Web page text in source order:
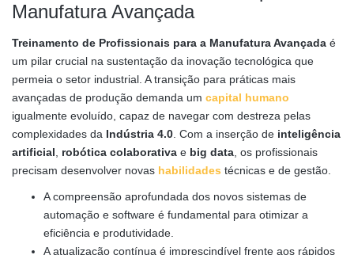
Manufatura Avançada
Treinamento de Profissionais para a Manufatura Avançada é
um pilar crucial na sustentação da inovação tecnológica que
permeia o setor industrial. A transição para práticas mais
avançadas de produção demanda um capital humano
igualmente evoluído, capaz de navegar com destreza pelas
complexidades da Indústria 4.0 . Com a inserção de inteligência
artificial
robótica colaborativa e big data , os profissionais
precisam desenvolver novas habilidades técnicas e de gestão.
A compreensão aprofundada dos novos sistemas de
automação e software é fundamental para otimizar a
eficiência e produtividade.
A atualização contínua é imprescindível frente aos rápidos